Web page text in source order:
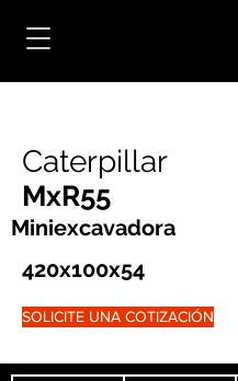
Caterpillar
MxR55
Miniexcavadora
420x100x54
SOLICITE UNA COTIZACIÓN